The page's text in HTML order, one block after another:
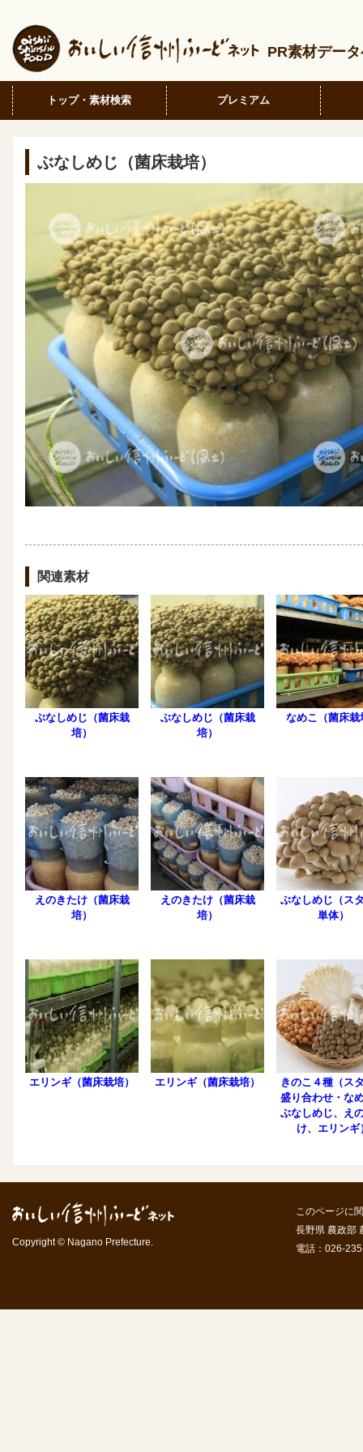
PR素材デー
トップ・素材検索 プレミアム
ぶなしめじ（菌床栽培）
関連素材
ぶなしめじ（菌床栽
培）
ぶなしめじ（菌床栽
培）
なめこ（菌床栽
えのきたけ（菌床栽
培）
えのきたけ（菌床栽
培）
ぶなしめじ（ス
単体）
エリンギ（菌床栽培） エリンギ（菌床栽培）
きのこ４種（ス
盛り合わせ・な
ぶなしめじ、え
け、エリンギ
Copyright © Nagano Prefecture.
このページに
長野県 農政部
電話：026-